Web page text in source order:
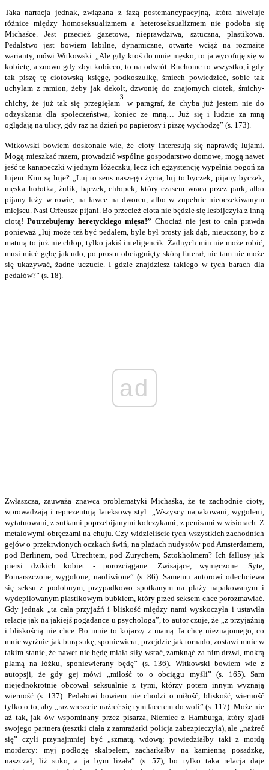
Taka narracja jednak, związana z fazą postemancypacyjną, która niweluje
różnice między homoseksualizmem a heteroseksualizmem nie podoba się
Michaśce. Jest przecież gazetowa, nieprawdziwa, sztuczna, plastikowa.
Pedalstwo jest bowiem labilne, dynamiczne, otwarte wciąż na rozmaite
warianty, mówi Witkowski. „Ale gdy ktoś do mnie męsko, to ja wycofuję się w
kobietę, a znowu gdy zbyt kobieco, to na odwrót. Ruchome to wszystko, i gdy
tak piszę tę ciotowską księgę, podkoszulkę, śmiech powiedzieć, sobie tak
uchylam z ramion, żeby jak dekolt, dzwonię do znajomych ciotek, śmichy-
chichy, że już tak się przegięłam
3
w paragraf, że chyba już jestem nie do
odzyskania dla społeczeństwa, koniec ze mną… Już się i ludzie za mną
oglądają na ulicy, gdy raz na dzień po papierosy i pizzę wychodzę” (s. 173).
Witkowski bowiem doskonale wie, że cioty interesują się naprawdę lujami.
Mogą mieszkać razem, prowadzić wspólne gospodarstwo domowe, mogą nawet
jeść te kanapeczki w jednym łóżeczku, lecz ich egzystencję wypełnia pogoń za
lujem. Kim są luje? „Luj to sens naszego życia, luj to byczek, pijany byczek,
męska hołotka, żulik, bączek, chłopek, który czasem wraca przez park, albo
pijany leży w rowie, na ławce na dworcu, albo w zupełnie nieoczekiwanym
miejscu. Nasi Orfeusze pijani. Bo przecież ciota nie będzie się lesbijczyła z inną
ciotą! Potrzebujemy heretyckiego mięsa!”Chociaż nie jest to cała prawda
ponieważ „luj może też być pedałem, byle był prosty jak dąb, nieuczony, bo z
maturą to już nie chłop, tylko jakiś inteligencik. Żadnych min nie może robić,
musi mieć gębę jak udo, po prostu obciągnięty skórą futerał, nic tam nie może
się ukazywać, żadne uczucie. I gdzie znajdziesz takiego w tych barach dla
pedałów?” (s. 18).
ad
Zwłaszcza, zauważa znawca problematyki Michaśka, że te zachodnie cioty,
wprowadzają i reprezentują lateksowy styl: „Wszyscy napakowani, wygoleni,
wytatuowani, z sutkami poprzebijanymi kolczykami, z penisami w wisiorach. Z
metalowymi obręczami na chuju. Czy widzieliście tych wszystkich zachodnich
gejów o przekrwionych oczkach świń, na plażach nudystów pod Amsterdamem,
pod Berlinem, pod Utrechtem, pod Zurychem, Sztokholmem? Ich fallusy jak
piersi dzikich kobiet - porozciągane. Zwisające, wymęczone. Syte,
Pomarszczone, wygolone, naoliwione” (s. 86). Samemu autorowi odechciewa
się seksu z podobnym, przypadkowo spotkanym na plaży napakowanym i
wydepilowanym plastikowym bubkiem, który przed seksem chce porozmawiać.
Gdy jednak „ta cała przyjaźń i bliskość między nami wyskoczyła i ustawiła
relacje jak na jakiejś pogadance u psychologa”, to autor czuje, że „z przyjaźnią
i bliskością nie chce. Bo mnie to kojarzy z mamą. Ja chcę nieznajomego, co
mnie wyrżnie jak burą sukę, sponiewiera, przejdzie jak tornado, zostawi mnie w
takim stanie, że nawet nie będę miała siły wstać, zamknąć za nim drzwi, mokrą
plamą na łóżku, sponiewierany będę” (s. 136). Witkowski bowiem wie z
autopsji, że gdy gej mówi „miłość to o obciągu myśli” (s. 165). Sam
niejednokrotnie obcował seksualnie z tymi, którzy potem innym wyznają
wierność (s. 137). Pedałowi bowiem nie chodzi o miłość, bliskość, wierność
tylko o to, aby „raz wreszcie nażreć się tym facetem do woli” (s. 117). Może nie
aż tak, jak ów wspominany przez pisarza, Niemiec z Hamburga, który zjadł
swojego partnera (resztki ciała z zamrażarki policja zabezpieczyła), ale „nażreć
się” czyli przynajmniej być „szmatą, wdową; powiedziałby taki z mordą
mordercy: myj podłogę skalpelem, zacharkałby na kamienną posadzkę,
naszczał, liż suko, a ja bym lizała” (s. 57), bo tylko taka relacja daje